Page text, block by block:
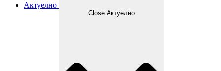
Актуелно
Close Актуелно